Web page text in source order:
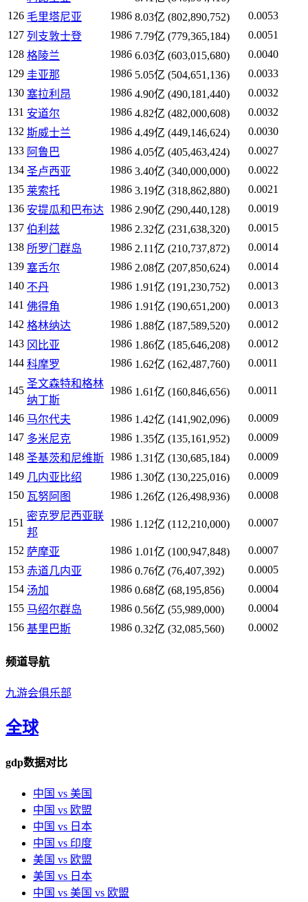
126 毛里塔尼亚 1986 8.03亿 (802,890,752)
0.0053
127 列支敦士登 1986 7.79亿 (779,365,184)
0.0051
128 格陵兰 1986 6.03亿 (603,015,680)
0.0040
129 圭亚那 1986 5.05亿 (504,651,136)
0.0033
130 塞拉利昂 1986 4.90亿 (490,181,440)
0.0032
131 安道尔 1986 4.82亿 (482,000,608)
0.0032
132 斯威士兰 1986 4.49亿 (449,146,624)
0.0030
133 阿鲁巴 1986 4.05亿 (405,463,424)
0.0027
134 圣卢西亚 1986 3.40亿 (340,000,000)
0.0022
135 莱索托 1986 3.19亿 (318,862,880)
0.0021
136 安提瓜和巴布达 1986 2.90亿 (290,440,128)
0.0019
137 伯利兹 1986 2.32亿 (231,638,320)
0.0015
138 所罗门群岛 1986 2.11亿 (210,737,872)
0.0014
139 塞舌尔 1986 2.08亿 (207,850,624)
0.0014
140 不丹 1986 1.91亿 (191,230,752)
0.0013
141 佛得角 1986 1.91亿 (190,651,200)
0.0013
142 格林纳达 1986 1.88亿 (187,589,520)
0.0012
143 冈比亚 1986 1.86亿 (185,646,208)
0.0012
144 科摩罗 1986 1.62亿 (162,487,760) 0.0011
145
圣文森特和格林
纳丁斯
1986 1.61亿 (160,846,656) 0.0011
146 马尔代夫 1986 1.42亿 (141,902,096)
0.0009
147 多米尼克 1986 1.35亿 (135,161,952)
0.0009
148 圣基茨和尼维斯 1986 1.31亿 (130,685,184)
0.0009
149 几内亚比绍 1986 1.30亿 (130,225,016)
0.0009
150 瓦努阿图 1986 1.26亿 (126,498,936) 0.0008
151
密克罗尼西亚联
邦
1986 1.12亿 (112,210,000) 0.0007
152 萨摩亚 1986 1.01亿 (100,947,848)
0.0007
153 赤道几内亚 1986 0.76亿 (76,407,392)
0.0005
154 汤加 1986 0.68亿 (68,195,856)
0.0004
155 马绍尔群岛 1986 0.56亿 (55,989,000)
0.0004
156 基里巴斯 1986 0.32亿 (32,085,560) 0.0002
频道导航
九游会俱乐部
全球
gdp数据对比
中国 vs 美国
中国 vs 欧盟
中国 vs 日本
中国 vs 印度
美国 vs 欧盟
美国 vs 日本
中国 vs 美国 vs 欧盟